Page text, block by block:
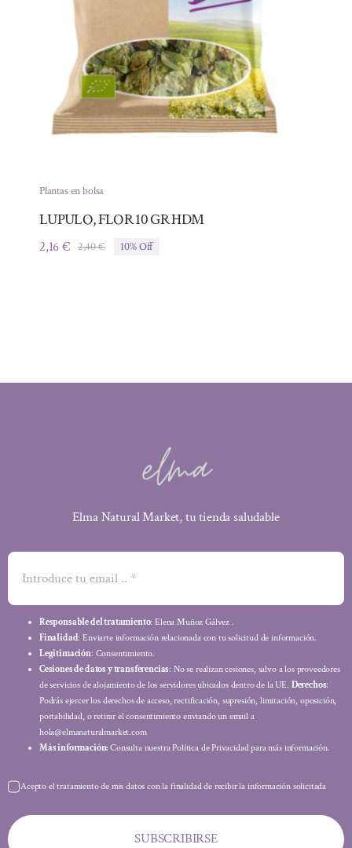
Plantas en bolsa
LUPULO, FLOR 10 GR HDM
2,40€El
2,16€
El
10% Off
Elma Natural Market, tu tienda saludable
Responsable del tratamiento: Elena Muñoz Gálvez .
Finalidad: Enviarte información relacionada con tu solicitud de información.
Legitimación: Consentimiento.
Cesiones de datos y transferencias: No se realizan cesiones, salvo a los proveedores
de servicios de alojamiento de los servidores ubicados dentro de la UE. Derechos:
Podrás ejercer los derechos de acceso, rectificación, supresión, limitación, oposición,
portabilidad, o retirar el consentimiento enviando un email a
hola@elmanaturalmarket.com
Más información: Consulta nuestra Política de Privacidad para más información.
Acepto el tratamiento de mis datos con la finalidad de recibir la información solicitada
SUBSCRIBIRSE